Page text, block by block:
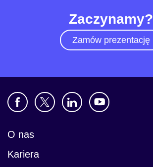
Zaczynamy?
Zamów prezentację
O nas
Kariera